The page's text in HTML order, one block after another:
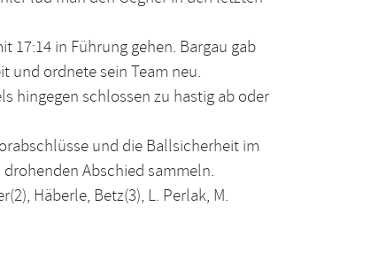
17:14 in Führung gehen. Bargau gab
und ordnete sein Team neu.
hingegen schlossen zu hastig ab oder
und die Ballsicherheit im
Abschied sammeln.
Häberle, Betz(3), L. Perlak, M.